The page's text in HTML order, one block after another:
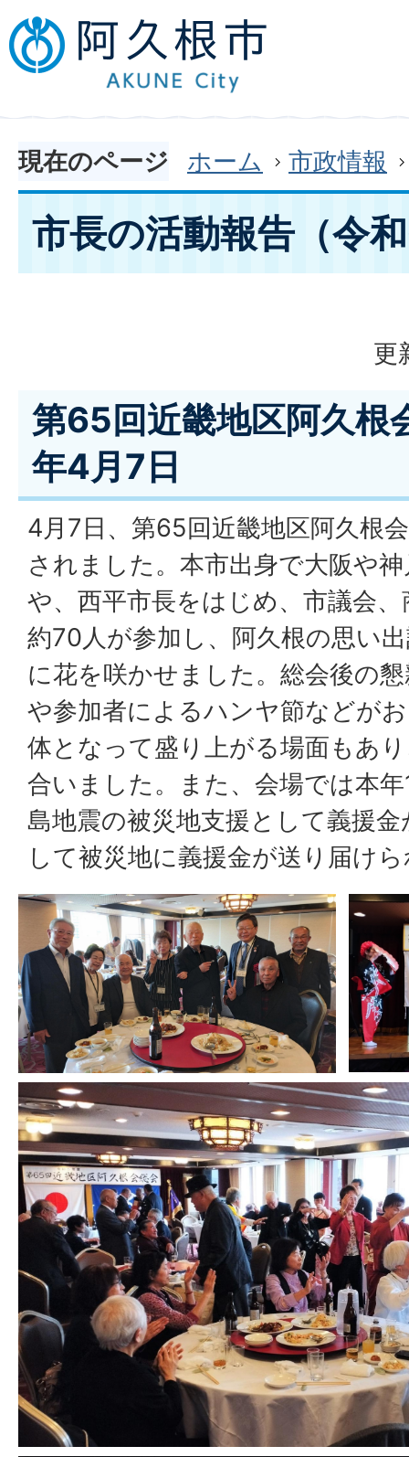
現在のページ ホーム 市政情報
市長の活動報告（令
更
第65回近畿地区阿久根
年4月7日
4月7日、第65回近畿地区阿久根
されました。本市出身で大阪や
や、西平市長をはじめ、市議会
約70人が参加し、阿久根の思い
に花を咲かせました。総会後の
や参加者によるハンヤ節などが
体となって盛り上がる場面もあ
合いました。また、会場では本
島地震の被災地支援として義援
して被災地に義援金が送り届け